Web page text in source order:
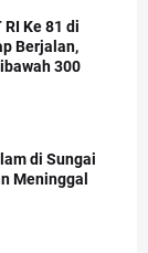
Ke 81 di
Berjalan,
300
di Sungai
Meninggal